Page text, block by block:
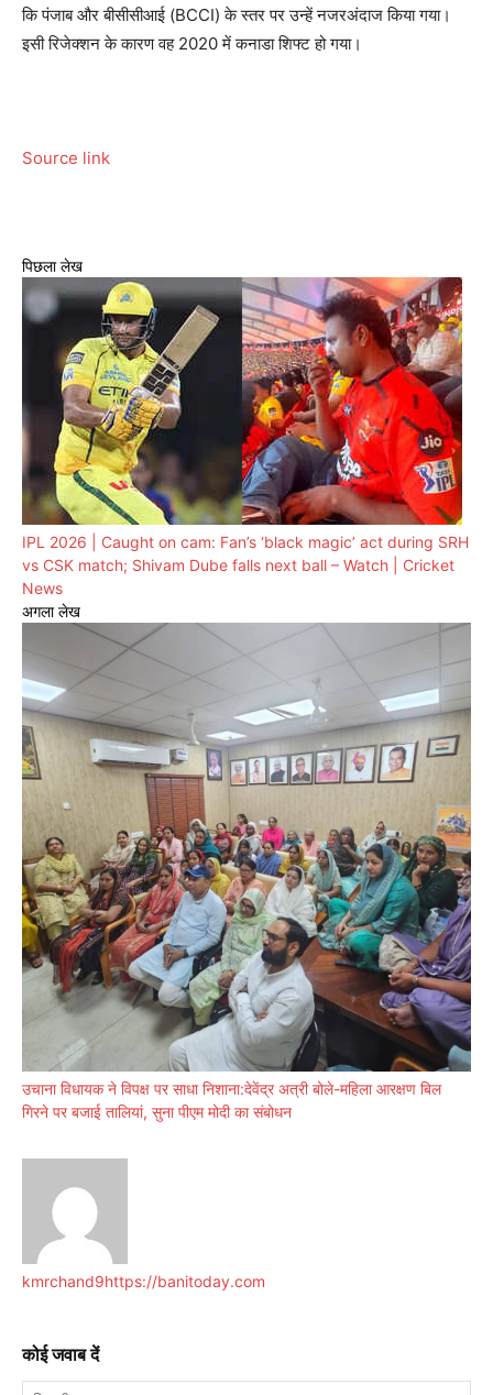
कि पंजाब और बीसीसीआई (BCCI) के स्तर पर उन्हें नजरअंदाज किया गया।
इसी रिजेक्शन के कारण वह 2020 में कनाडा शिफ्ट हो गया।
Source link
पिछला लेख
IPL 2026 | Caught on cam: Fan’s ‘black magic’ act during SRH
vs CSK match; Shivam Dube falls next ball – Watch | Cricket
News
अगला लेख
उचाना विधायक ने विपक्ष पर साधा निशाना:देवेंद्र अत्री बोले-महिला आरक्षण बिल
गिरने पर बजाई तालियां, सुना पीएम मोदी का संबोधन
kmrchand9https://banitoday.com
कोई जवाब दें